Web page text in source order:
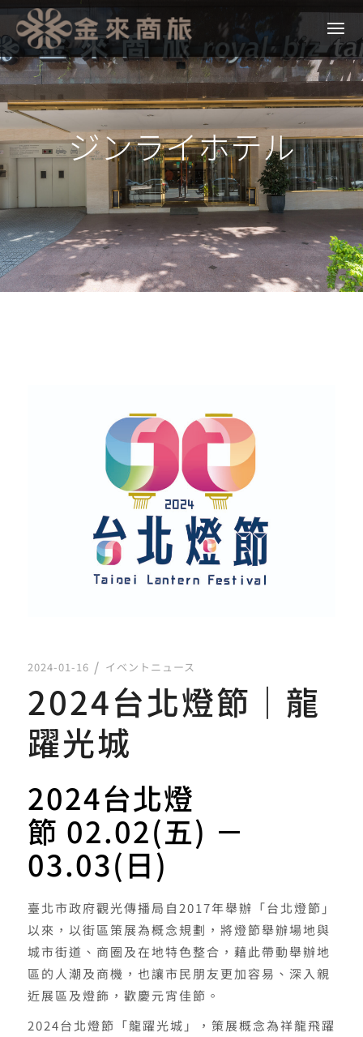
ジンライホテル
2024-01-16 イベントニュース
2024台北燈節｜龍
躍光城
2024台北燈
節 02.02(五) －
03.03(日)
臺北市政府觀光傳播局自2017年舉辦「台北燈節」
以來，以街區策展為概念規劃，將燈節舉辦場地與
城市街道、商圈及在地特色整合，藉此帶動舉辦地
區的人潮及商機，也讓市民朋友更加容易、深入親
近展區及燈飾，歡慶元宵佳節。
2024台北燈節「龍躍光城」，策展概念為祥龍飛躍